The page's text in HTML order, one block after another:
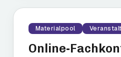
Materialpool
Online-